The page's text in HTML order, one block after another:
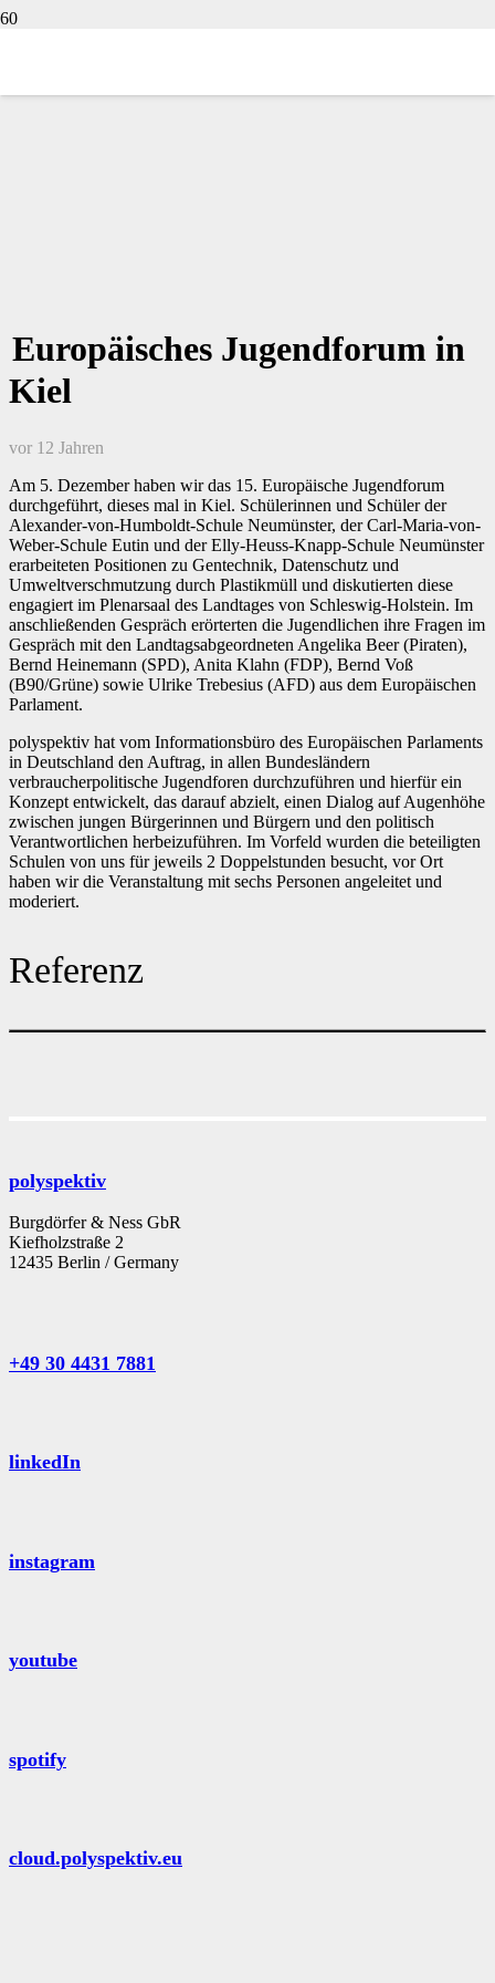
Europäisches Jugendforum in
Kiel
vor 12 Jahren
Am 5. Dezember haben wir das 15. Europäische Jugendforum
durchgeführt, dieses mal in Kiel. Schülerinnen und Schüler der
Alexander-von-Humboldt-Schule Neumünster, der Carl-Maria-von-
Weber-Schule Eutin und der Elly-Heuss-Knapp-Schule Neumünster
erarbeiteten Positionen zu Gentechnik, Datenschutz und
Umweltverschmutzung durch Plastikmüll und diskutierten diese
engagiert im Plenarsaal des Landtages von Schleswig-Holstein. Im
anschließenden Gespräch erörterten die Jugendlichen ihre Fragen im
Gespräch mit den Landtagsabgeordneten Angelika Beer (Piraten),
Bernd Heinemann (SPD), Anita Klahn (FDP), Bernd Voß
(B90/Grüne) sowie Ulrike Trebesius (AFD) aus dem Europäischen
Parlament.
polyspektiv hat vom Informationsbüro des Europäischen Parlaments
in Deutschland den Auftrag, in allen Bundesländern
verbraucherpolitische Jugendforen durchzuführen und hierfür ein
Konzept entwickelt, das darauf abzielt, einen Dialog auf Augenhöhe
zwischen jungen Bürgerinnen und Bürgern und den politisch
Verantwortlichen herbeizuführen. Im Vorfeld wurden die beteiligten
Schulen von uns für jeweils 2 Doppelstunden besucht, vor Ort
haben wir die Veranstaltung mit sechs Personen angeleitet und
moderiert.
Referenz
polyspektiv
Burgdörfer & Ness GbR
Kiefholzstraße 2
12435 Berlin / Germany
+49 30 4431 7881
linkedIn
instagram
youtube
spotify
cloud.polyspektiv.eu